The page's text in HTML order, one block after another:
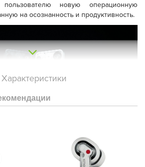
новую операционную
на осознанность и продуктивность.
(3) отличается смелой модульной
переработанными материалами,
Характеристики